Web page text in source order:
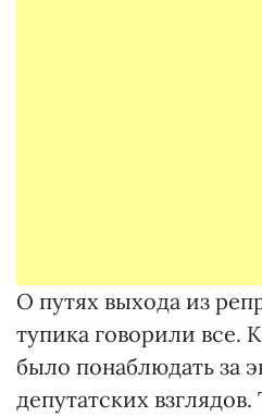
О путях выхода из
тупика говорили все.
было понаблюдать за
депутатских